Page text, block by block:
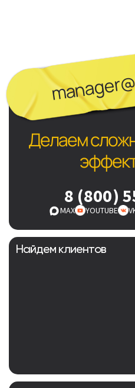
Найдем клиентов
Делаем
8 (800)
MAX YOUTUBE